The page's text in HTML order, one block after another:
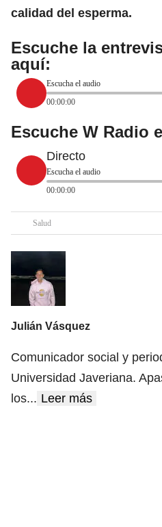
calidad del esperma.
Escuche la
aquí:
Escucha el audio
00:00:00
Escuche W Radio
Directo
Escucha el audio
00:00:00
Salud
Julián Vásquez
Comunicador social y
Universidad Javeriana.
los... Leer más